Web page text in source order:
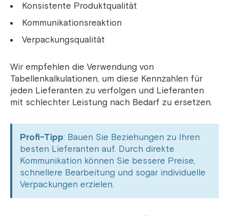
Konsistente Produktqualität
Kommunikationsreaktion
Verpackungsqualität
Wir empfehlen die Verwendung von
Tabellenkalkulationen, um diese Kennzahlen für
jeden Lieferanten zu verfolgen und Lieferanten
mit schlechter Leistung nach Bedarf zu ersetzen.
Profi-Tipp: Bauen Sie Beziehungen zu Ihren
besten Lieferanten auf. Durch direkte
Kommunikation können Sie bessere Preise,
schnellere Bearbeitung und sogar individuelle
Verpackungen erzielen.